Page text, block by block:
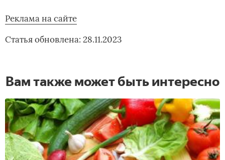
Реклама на сайте
Статья обновлена: 28.11.2023
Вам также может быть интересно